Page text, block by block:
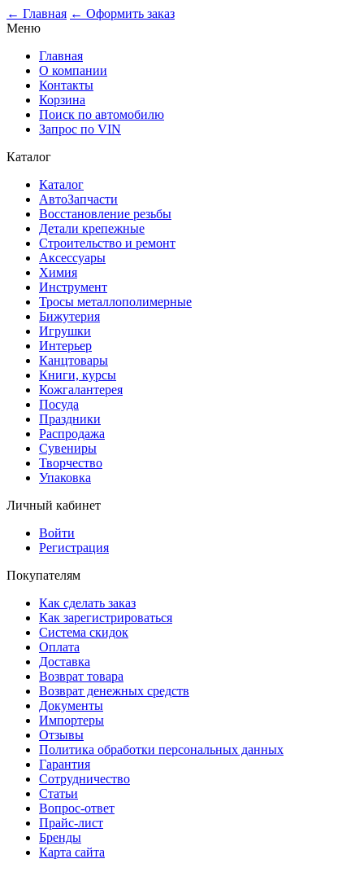
← Главная ← Оформить заказ
Меню
Главная
О компании
Контакты
Корзина
Поиск по автомобилю
Запрос по VIN
Каталог
Каталог
АвтоЗапчасти
Восстановление резьбы
Детали крепежные
Строительство и ремонт
Аксессуары
Химия
Инструмент
Тросы металлополимерные
Бижутерия
Игрушки
Интерьер
Канцтовары
Книги, курсы
Кожгалантерея
Посуда
Праздники
Распродажа
Сувениры
Творчество
Упаковка
Личный кабинет
Войти
Регистрация
Покупателям
Как сделать заказ
Как зарегистрироваться
Система скидок
Оплата
Доставка
Возврат товара
Возврат денежных средств
Документы
Импортеры
Отзывы
Политика обработки персональных данных
Гарантия
Сотрудничество
Статьи
Вопрос-ответ
Прайс-лист
Бренды
Карта сайта